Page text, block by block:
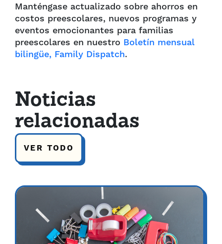
Manténgase actualizado sobre ahorros en
costos preescolares, nuevos programas y
eventos emocionantes para familias
preescolares en nuestro Boletín mensual
bilingüe, Family Dispatch.
Noticias
relacionadas
VER TODO